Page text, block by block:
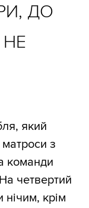
ДО
який
з
команди
четвертий
нічим, крім